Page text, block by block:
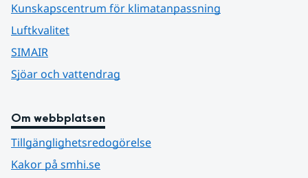
Kunskapscentrum för klimatanpassning
Luftkvalitet
SIMAIR
Sjöar och vattendrag
Om webbplatsen
Tillgänglighetsredogörelse
Kakor på smhi.se